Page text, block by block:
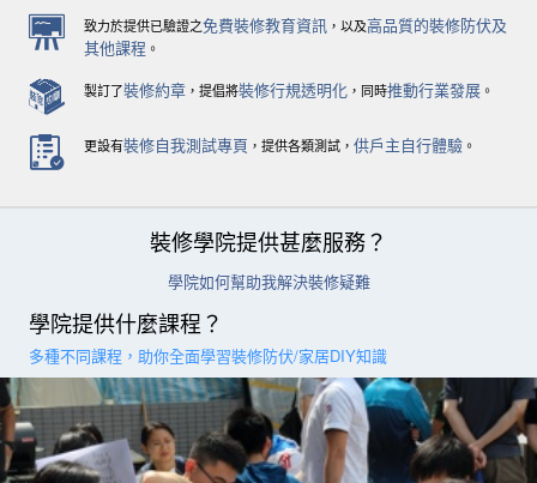
致力於提供已驗證之免費裝修教育資訊 ，以及高品質的裝修防伏及
其他課程 。
製訂了裝修約章 ，提倡將裝修行規透明化 ，同時推動行業發展 。
更設有裝修自我測試專頁 ，提供各類測試， 供戶主自行體驗 。
裝修學院提供甚麼服務？
學院如何幫助我解決裝修疑難
學院提供什麼課程？
多種不同課程，助你全面學習裝修防伏/家居DIY知識